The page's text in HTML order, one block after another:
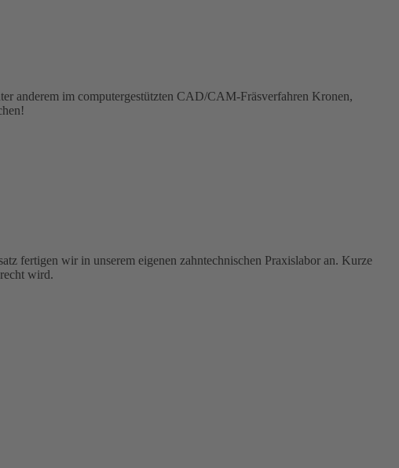
anderem im computergestützten CAD/CAM-Fräsverfahren Kronen,
fertigen wir in unserem eigenen zahntechnischen Praxislabor an. Kurze
wird.